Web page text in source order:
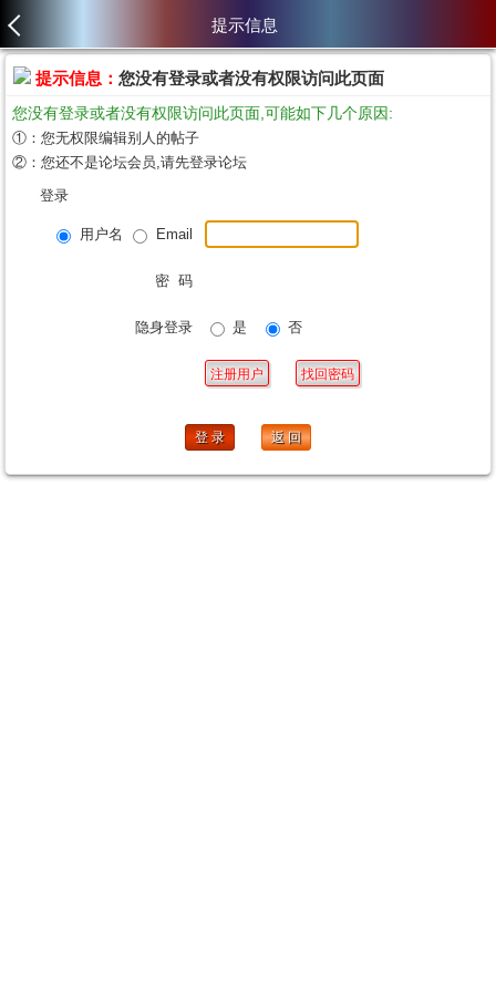
提示信息
提示信息： 您没有登录或者没有权限访问此页面
您没有登录或者没有权限访问此页面,可能如下几个原因:
①：您无权限编辑别人的帖子
②：您还不是论坛会员,请先登录论坛
登录
用户名 Email
密 码
隐身登录 是 否